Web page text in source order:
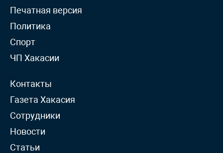
Печатная версия
Политика
Спорт
ЧП Хакасии
Контакты
Газета Хакасия
Сотрудники
Новости
Статьи